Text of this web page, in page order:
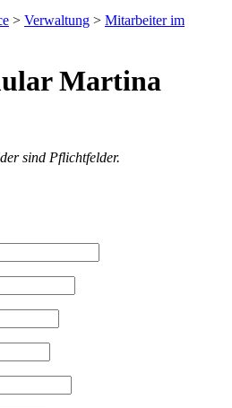
> Verwaltung > Mitarbeiter im
Martina
sind Pflichtfelder.